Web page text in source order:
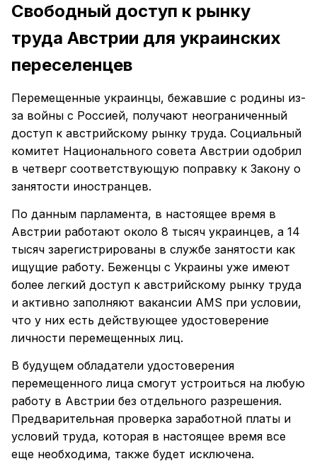
Свободный доступ к рынку
труда Австрии для украинских
переселенцев
Перемещенные украинцы, бежавшие с родины из-
за войны с Россией, получают неограниченный
доступ к австрийскому рынку труда. Социальный
комитет Национального совета Австрии одобрил
в четверг соответствующую поправку к Закону о
занятости иностранцев.
По данным парламента, в настоящее время в
Австрии работают около 8 тысяч украинцев, а 14
тысяч зарегистрированы в службе занятости как
ищущие работу. Беженцы с Украины уже имеют
более легкий доступ к австрийскому рынку труда
и активно заполняют вакансии AMS при условии,
что у них есть действующее удостоверение
личности перемещенных лиц.
В будущем обладатели удостоверения
перемещенного лица смогут устроиться на любую
работу в Австрии без отдельного разрешения.
Предварительная проверка заработной платы и
условий труда, которая в настоящее время все
еще необходима, также будет исключена.